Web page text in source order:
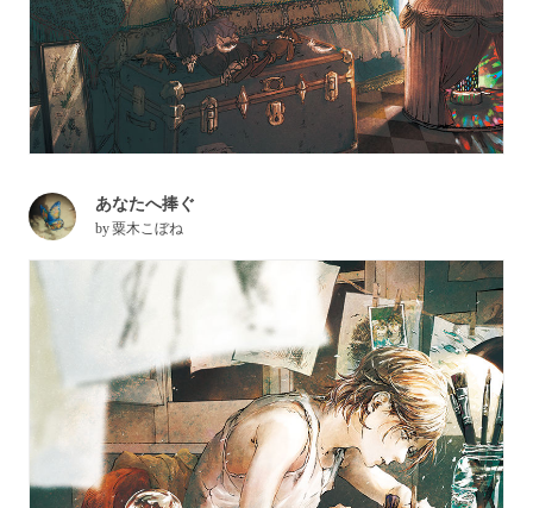
あなたへ捧ぐ
by粟木こぼね